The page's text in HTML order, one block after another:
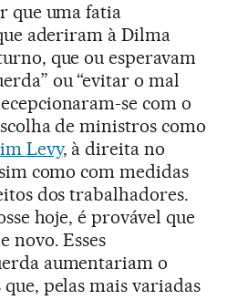
que uma fatia
aderiram à Dilma
que ou esperavam
ou “evitar o mal
se com o
de ministros como
Levy, à direita no
como com medidas
dos trabalhadores.
hoje, é provável que
novo. Esses
aumentariam o
pelas mais variadas